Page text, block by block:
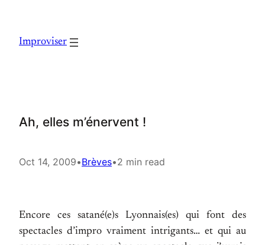
content
Improviser
Ah, elles m’énervent !
Oct 14, 2009•Brèves•2 min read
Encore ces satané(e)s Lyonnais(es) qui font des
spectacles d’impro vraiment intrigants… et qui au